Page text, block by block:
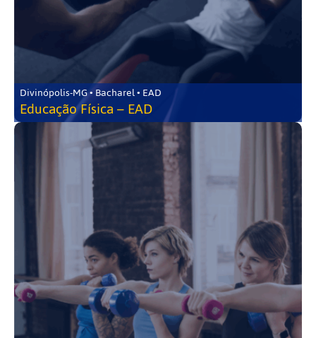
Divinópolis-MG • Bacharel • EAD
Educação Física – EAD